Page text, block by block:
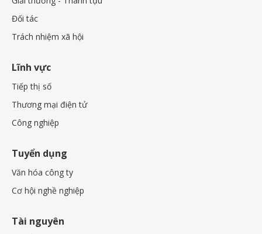
Đối tác
Trách nhiệm xã hội
Lĩnh vực
Tiếp thị số
Thương mại điện tử
Công nghiệp
Tuyển dụng
Văn hóa công ty
Cơ hội nghề nghiệp
Tài nguyên